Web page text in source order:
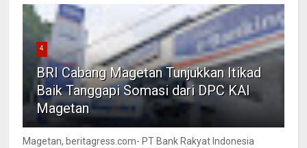
4
BRI Cabang Magetan Tunjukkan Itikad
Baik Tanggapi Somasi dari DPC KAI
Magetan
Magetan, beritagress.com- PT Bank Rakyat Indonesia